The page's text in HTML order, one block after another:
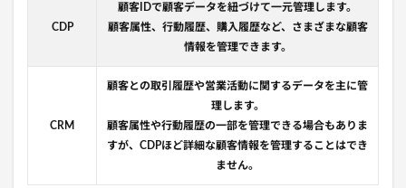
CDP
顧客IDで顧客データを紐づけて一元管理します。
顧客属性、行動履歴、購入履歴など、さまざまな顧客
情報を管理できます。
CRM
顧客との取引履歴や営業活動に関するデータを主に管
理します。
顧客属性や行動履歴の一部を管理できる場合もありま
すが、CDPほど詳細な顧客情報を管理することはでき
ません。